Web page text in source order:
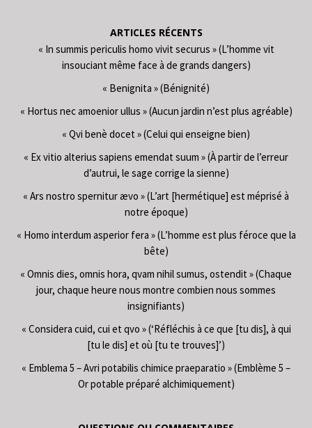
ARTICLES RÉCENTS
« In summis periculis homo vivit securus » (L’homme vit
insouciant même face à de grands dangers)
« Benignita » (Bénignité)
« Hortus nec amoenior ullus » (Aucun jardin n’est plus agréable)
« Qvi benè docet » (Celui qui enseigne bien)
« Ex vitio alterius sapiens emendat suum » (À partir de l’erreur
d’autrui, le sage corrige la sienne)
« Ars nostro spernitur ævo » (L’art [hermétique] est méprisé à
notre époque)
« Homo interdum asperior fera » (L’homme est plus féroce que la
bête)
« Omnis dies, omnis hora, qvam nihil sumus, ostendit » (Chaque
jour, chaque heure nous montre combien nous sommes
insignifiants)
« Considera cuid, cui et qvo » (‘Réfléchis à ce que [tu dis], à qui
[tu le dis] et où [tu te trouves]’)
« Emblema 5 – Avri potabilis chimice praeparatio » (Emblème 5 –
Or potable préparé alchimiquement)